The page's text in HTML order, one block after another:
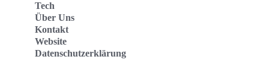
Tech
Über Uns
Kontakt
Website
Datenschutzerklärung